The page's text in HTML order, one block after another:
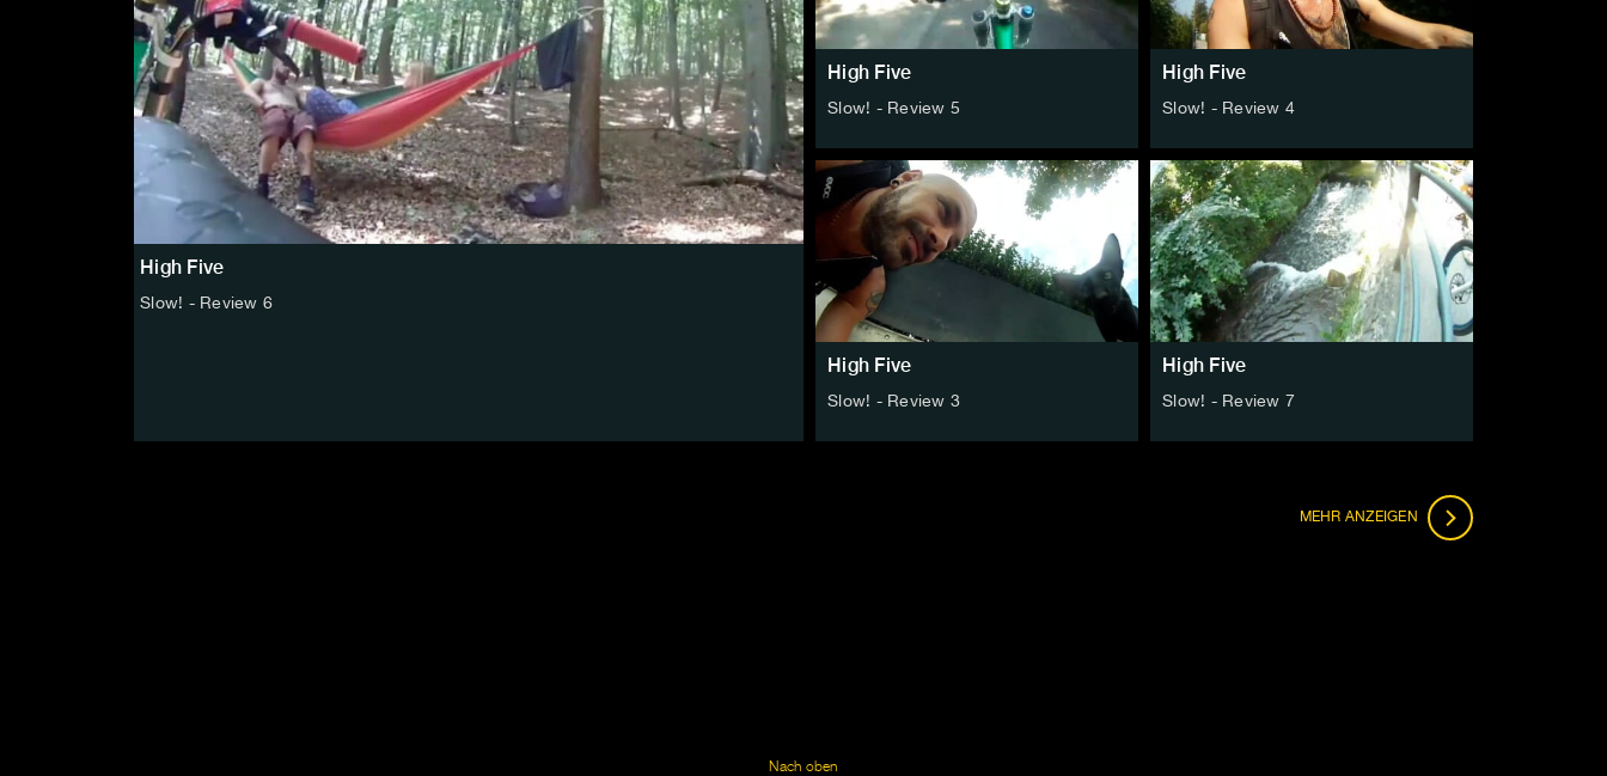
High Five
Slow! - Review 6
High Five
Slow! - Review 5
High Five
Slow! - Review 4
High Five
Slow! - Review 3
High Five
Slow! - Review 7
MEHR FOLGEN
ANZEIGEN
Nach oben